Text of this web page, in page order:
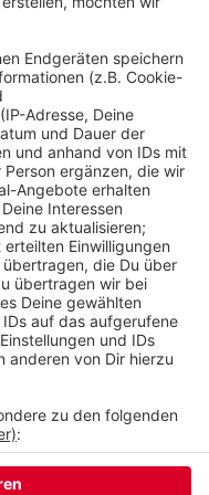
die Ergebnisse
und
Das gilt auch für
Kontakt zu
Risikogebiet
08:03